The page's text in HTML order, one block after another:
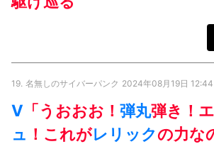
19. 名無しのサイバーパンク 2024年08月19日 12:44
V 「うおおお！ 弾丸弾き！
ュ ！これがレリックの力な